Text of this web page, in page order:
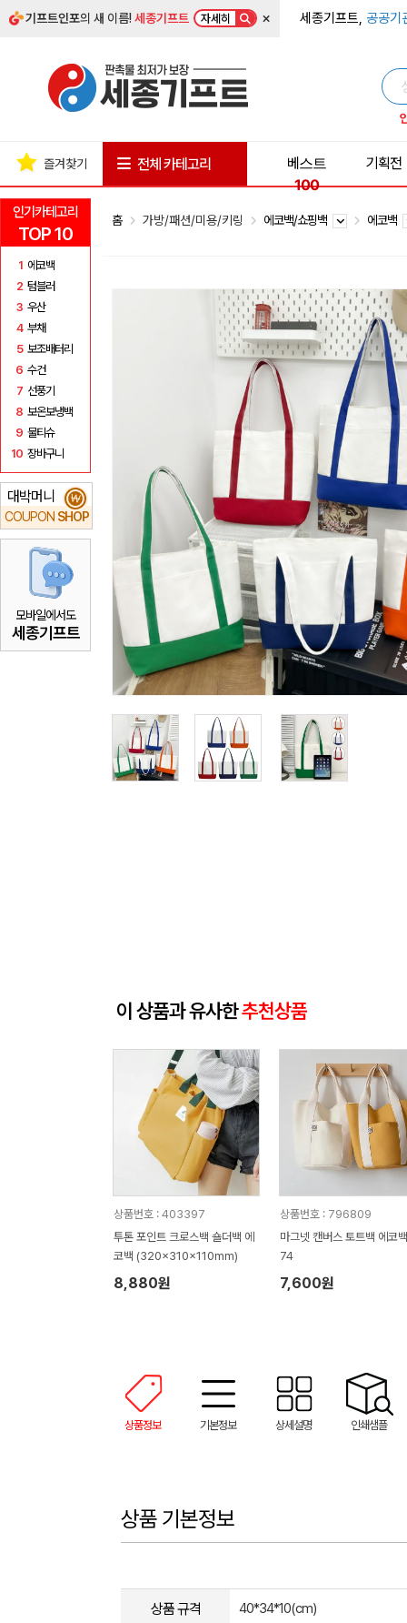
기프트인포의 새 이름!세종기프트 자세히 × 세종기프트, 공공기
인기카테고리
TOP 10
1 에코백
2 텀블러
3 우산
4 부채
5 보조배터리
6 수건
7 선풍기
8 보온보냉백
9 물티슈
10 장바구니
대박머니
COUPON SHOP
₩
모바일에서도
세종기프트
즐겨찾기 전체 카테고리
베스트
100
기획전
홈 가방/패션/미용/키링 에코백/쇼핑백 에코백
이 상품과 유사한추천상품
상품번호 : 403397
투톤 포인트 크로스백 숄더백 에
코백 (320x310x110mm)
8,880원
상품번호 : 796809
마그넷 캔버스 토트백 에코
74
7,600원
상품정보 기본정보 상세설명 인쇄샘플
상품 기본정보
상품 규격 40*34*10(cm)